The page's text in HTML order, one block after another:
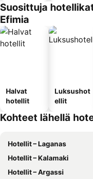
Suosittuja
Efimia
Halvat
hotellit
Luksushot
ellit
Kohteet lähellä
Hotellit – Laganas
Hotellit – Kalamaki
Hotellit – Argassi